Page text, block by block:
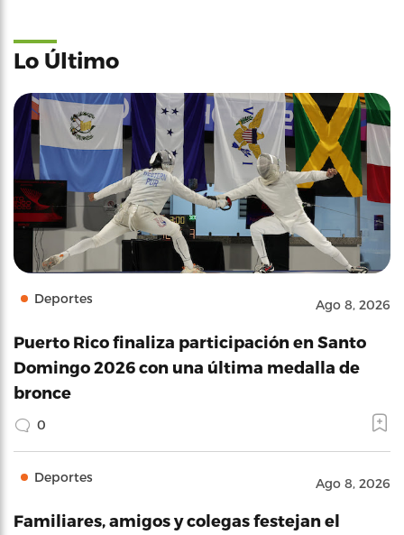
Lo Último
Deportes Ago 8, 2026
Puerto Rico finaliza participación en Santo
Domingo 2026 con una última medalla de
bronce
0
Deportes Ago 8, 2026
Familiares, amigos y colegas festejan el